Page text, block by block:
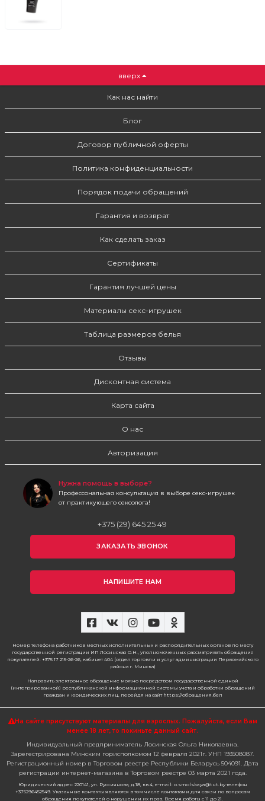
вверх
Как нас найти
Блог
Договор публичной оферты
Политика конфиденциальности
Порядок подачи обращений
Гарантия и возврат
Как сделать заказ
Сертификаты
Гарантия лучшей цены
Материалы секс-игрушек
Таблица размеров белья
Отзывы
Дисконтная система
Карта сайта
О нас
Авторизация
Нужна помощь в выборе?
Профессональная консультация в выборе секс-игрушек
от практикующего сексолога!
+375 (29) 645 25 49
ЗАКАЗАТЬ ЗВОНОК
НАПИШИТЕ НАМ
Номер телефона работников местных исполнительных и распорядительных органов по месту
государственной регистрации ИП Лосинская О.Н., уполномоченных рассматривать обращения
покупателей: +375 17 215-26-26, кабинет 404 (отдел торговли и услуг администрации Первомайского
района г. Минска)
Направить электронное обращение можно посредством государственной единой
(интегрированной) республиканской информационной системы учета и обработки обращений
граждан и юридических лиц, перейдя на сайт https://обращения.бел
На сайте присутствуют материалы для взрослых. Пожалуйста, если Вам
менее 18 лет, то покиньте данный сайт.
Индивидуальный предприниматель Лосинская Ольга Николаевна.
Зарегестрирована Минским горисполкомом 12 февраля 2021г. УНП 193508087.
Регистрационный номер в Торговом реестре Республики Беларусь 504091. Дата
регистрации интернет-магазина в Торговом реестре 03 марта 2021 года.
Юридический адрес: 220141, ул. Руссиянова, д.18, кв.4, e-mail: o.smolskaya@tut.by телефон
+375296452549. Указанные контакты являются в том числе контактами для связи по вопросам
обращения покупателей о нарушении их прав. Время работы с 11 до 21.